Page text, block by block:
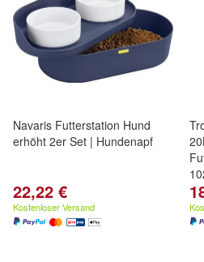
Navaris Futterstation Hund
erhöht 2er Set | Hundenapf
22,22 €
Kostenloser Versand